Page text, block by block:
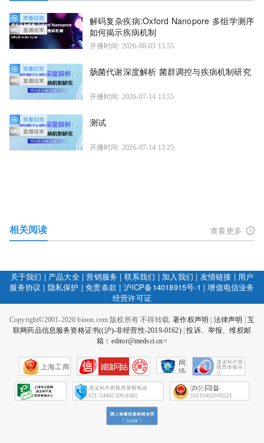
解码复杂疾病:Oxford Nanopore 多组学测序
如何揭示疾病机制
开播时间: 2026-08-05 13:55
肠菌代谢深度解析 菌群调控与疾病机制研究
开播时间: 2026-07-14 13:55
测试
开播时间: 2026-07-14 13:25
相关阅读 查看更多
关于我们 | 产品大全|营销服务 | 联系我们 | 加入我们 | 友情链接 | 用户
服务协议 | 隐私保护 |免责条款 | 沪ICP备14018915号-1 |增值电信业务
经营许可证
Copyright©2001-2020 bioon.com 版权所有 不得转载.著作权声明 | 法律声明 | 互
联网药品信息服务资格证书((沪)-非经营性-2019-0162)|投诉、举报、维权邮
箱：editor@medsci.cn<
上海工商
网
络
会
征
021-54485309-8082 31010402000321